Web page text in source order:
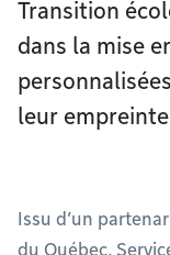
Transition
dans la mise
leur
Issu d’un
du Québec,